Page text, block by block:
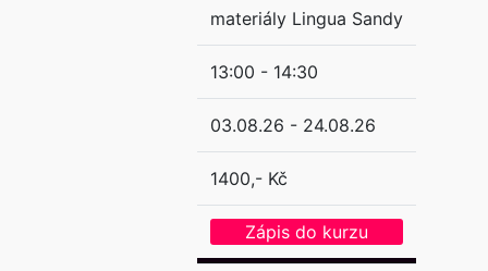
materiály Lingua Sandy
13:00 - 14:30
03.08.26 - 24.08.26
1400,- Kč
Zápis do kurzu